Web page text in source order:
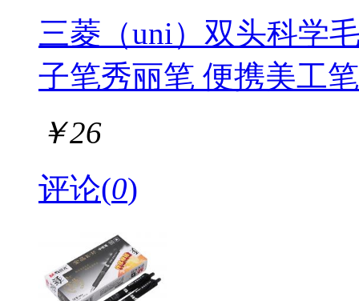
三菱（uni）双头科学
子笔秀丽笔 便携美工
￥26
评论(0)